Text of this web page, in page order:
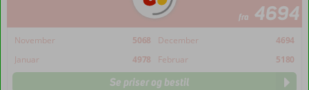
fra 4694
November 5068 December
4694
Januar
4978 Februar 5180
Se priser og bestil